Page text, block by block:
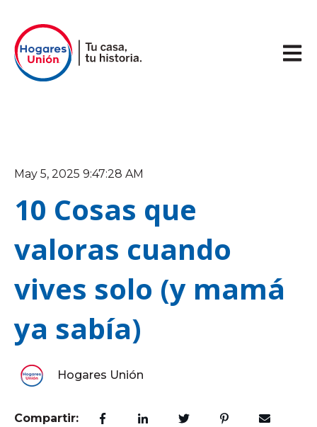
Abrir
May 5, 2025 9:47:28 AM
10 Cosas que
valoras cuando
vives solo (y mamá
ya sabía)
Hogares Unión
Compartir: